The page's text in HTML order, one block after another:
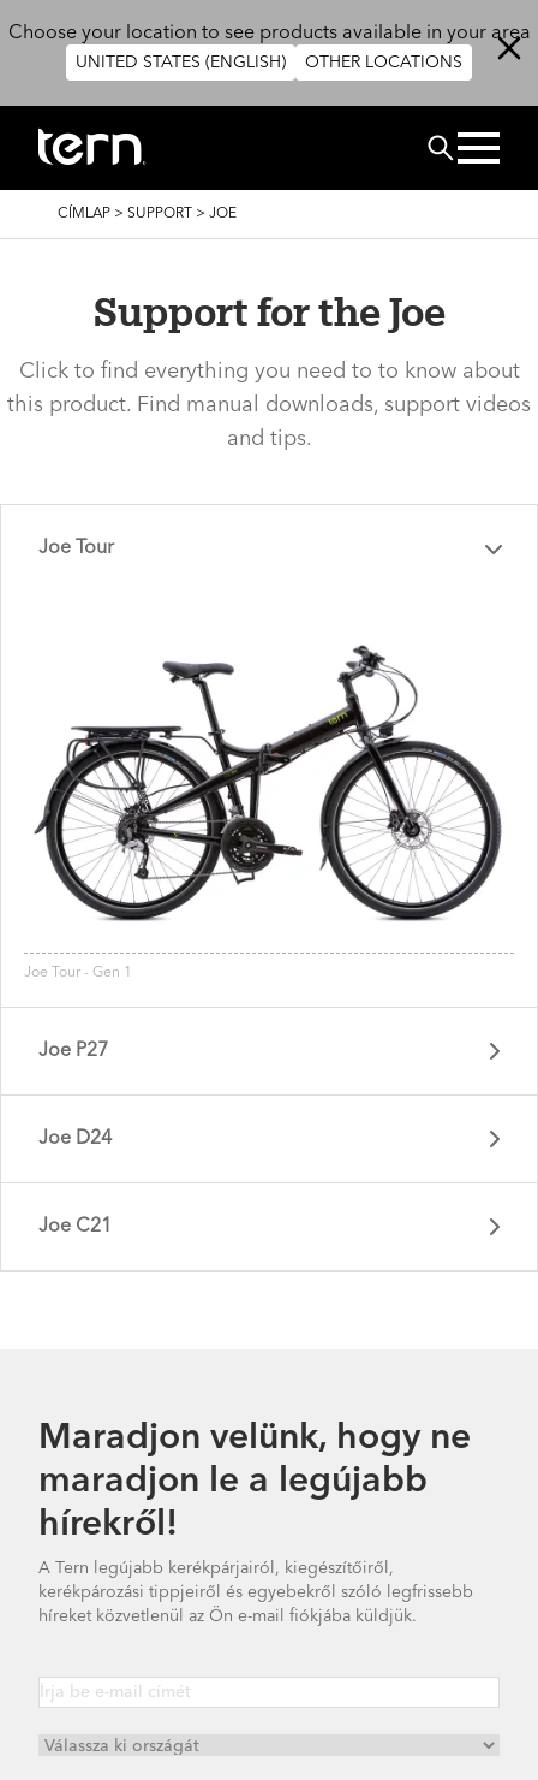
Choose your location to see products available in your area
UNITED STATES (ENGLISH) OTHER LOCATIONS
Keresés
MORZSA
CÍMLAP > SUPPORT > JOE
Support for the Joe
Click to find everything you need to to know about
this product. Find manual downloads, support videos
and tips.
Joe Tour
Joe Tour - Gen 1
Joe P27
Joe P27 - Gen 1
Joe D24
Joe D24 - Gen 1
Joe C21
Maradjon velünk, hogy ne
maradjon le a legújabb
hírekről!
A Tern legújabb kerékpárjairól, kiegészítőiről,
kerékpározási tippjeiről és egyebekről szóló legfrissebb
híreket közvetlenül az Ön e-mail fiókjába küldjük.